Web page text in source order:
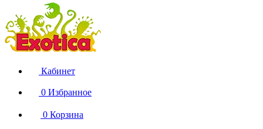
Кабинет
0 Избранное
0 Корзина